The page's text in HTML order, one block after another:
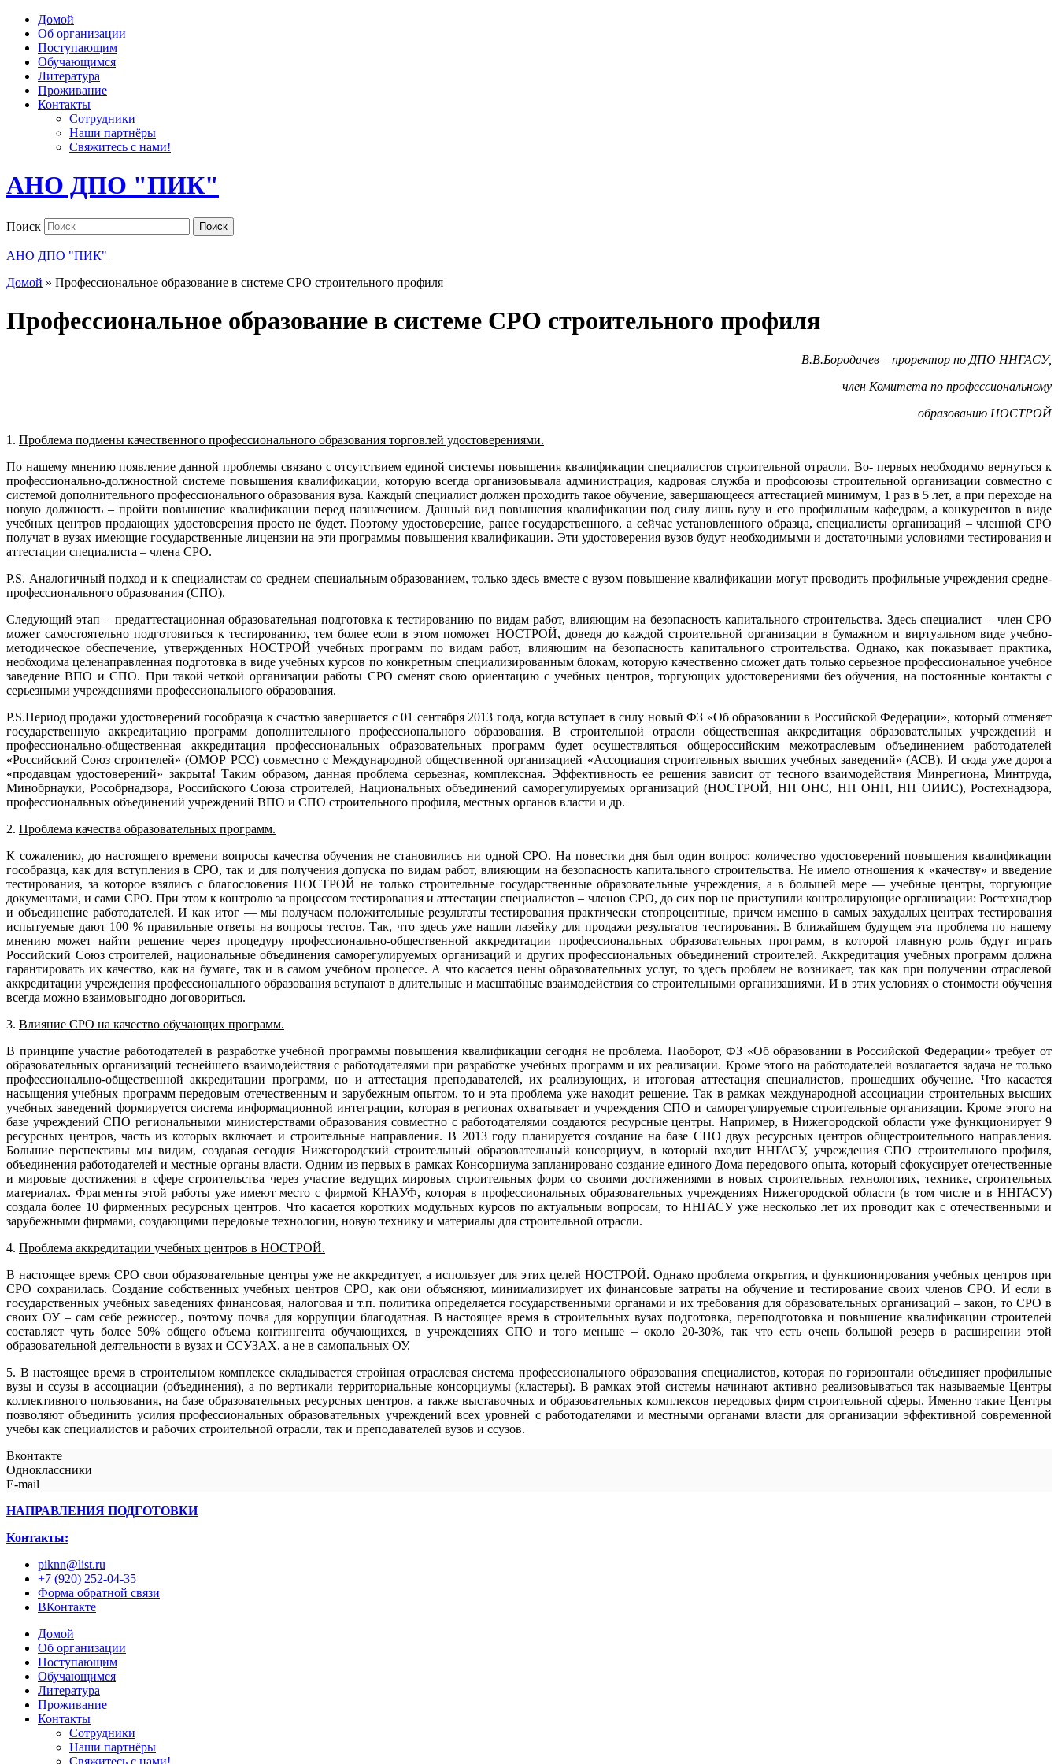
Домой
Об организации
Поступающим
Обучающимся
Литература
Проживание
Контакты
Сотрудники
Наши партнёры
Свяжитесь с нами!
АНО ДПО "ПИК"
Поиск Поиск
АНО ДПО "ПИК"
Домой » Профессиональное образование в системе СРО строительного профиля
Профессиональное образование в системе СРО строительного профиля
В.В.Бородачев – проректор по ДПО ННГАСУ,
член Комитета по профессиональному
образованию НОСТРОЙ
1. Проблема подмены качественного профессионального образования торговлей удостоверениями.
По нашему мнению появление данной проблемы связано с отсутствием единой системы повышения квалификации специалистов строительной отрасли. Во- первых необходимо вернуться к
профессионально-должностной системе повышения квалификации, которую всегда организовывала администрация, кадровая служба и профсоюзы строительной организации совместно с
системой дополнительного профессионального образования вуза. Каждый специалист должен проходить такое обучение, завершающееся аттестацией минимум, 1 раз в 5 лет, а при переходе на
новую должность – пройти повышение квалификации перед назначением. Данный вид повышения квалификации под силу лишь вузу и его профильным кафедрам, а конкурентов в виде
учебных центров продающих удостоверения просто не будет. Поэтому удостоверение, ранее государственного, а сейчас установленного образца, специалисты организаций – членной СРО
получат в вузах имеющие государственные лицензии на эти программы повышения квалификации. Эти удостоверения вузов будут необходимыми и достаточными условиями тестирования и
аттестации специалиста – члена СРО.
P.S. Аналогичный подход и к специалистам со среднем специальным образованием, только здесь вместе с вузом повышение квалификации могут проводить профильные учреждения средне-
профессионального образования (СПО).
Следующий этап – предаттестационная образовательная подготовка к тестированию по видам работ, влияющим на безопасность капитального строительства. Здесь специалист – член СРО
может самостоятельно подготовиться к тестированию, тем более если в этом поможет НОСТРОЙ, доведя до каждой строительной организации в бумажном и виртуальном виде учебно-
методическое обеспечение, утвержденных НОСТРОЙ учебных программ по видам работ, влияющим на безопасность капитального строительства. Однако, как показывает практика,
необходима целенаправленная подготовка в виде учебных курсов по конкретным специализированным блокам, которую качественно сможет дать только серьезное профессиональное учебное
заведение ВПО и СПО. При такой четкой организации работы СРО сменят свою ориентацию с учебных центров, торгующих удостоверениями без обучения, на постоянные контакты с
серьезными учреждениями профессионального образования.
P.S.Период продажи удостоверений гособразца к счастью завершается с 01 сентября 2013 года, когда вступает в силу новый ФЗ «Об образовании в Российской Федерации», который отменяет
государственную аккредитацию программ дополнительного профессионального образования. В строительной отрасли общественная аккредитация образовательных учреждений и
профессионально-общественная аккредитация профессиональных образовательных программ будет осуществляться общероссийским межотраслевым объединением работодателей
«Российский Союз строителей» (ОМОР РСС) совместно с Международной общественной организацией «Ассоциация строительных высших учебных заведений» (АСВ). И сюда уже дорога
«продавцам удостоверений» закрыта! Таким образом, данная проблема серьезная, комплексная. Эффективность ее решения зависит от тесного взаимодействия Минрегиона, Минтруда,
Минобрнауки, Рособрнадзора, Российского Союза строителей, Национальных объединений саморегулируемых организаций (НОСТРОЙ, НП ОНС, НП ОНП, НП ОИИС), Ростехнадзора,
профессиональных объединений учреждений ВПО и СПО строительного профиля, местных органов власти и др.
2. Проблема качества образовательных программ.
К сожалению, до настоящего времени вопросы качества обучения не становились ни одной СРО. На повестки дня был один вопрос: количество удостоверений повышения квалификации
гособразца, как для вступления в СРО, так и для получения допуска по видам работ, влияющим на безопасность капитального строительства. Не имело отношения к «качеству» и введение
тестирования, за которое взялись с благословения НОСТРОЙ не только строительные государственные образовательные учреждения, а в большей мере — учебные центры, торгующие
документами, и сами СРО. При этом к контролю за процессом тестирования и аттестации специалистов – членов СРО, до сих пор не приступили контролирующие организации: Ростехнадзор
и объединение работодателей. И как итог — мы получаем положительные результаты тестирования практически стопроцентные, причем именно в самых захудалых центрах тестирования
испытуемые дают 100 % правильные ответы на вопросы тестов. Так, что здесь уже нашли лазейку для продажи результатов тестирования. В ближайшем будущем эта проблема по нашему
мнению может найти решение через процедуру профессионально-общественной аккредитации профессиональных образовательных программ, в которой главную роль будут играть
Российский Союз строителей, национальные объединения саморегулируемых организаций и других профессиональных объединений строителей. Аккредитация учебных программ должна
гарантировать их качество, как на бумаге, так и в самом учебном процессе. А что касается цены образовательных услуг, то здесь проблем не возникает, так как при получении отраслевой
аккредитации учреждения профессионального образования вступают в длительные и масштабные взаимодействия со строительными организациями. И в этих условиях о стоимости обучения
всегда можно взаимовыгодно договориться.
3. Влияние СРО на качество обучающих программ.
В принципе участие работодателей в разработке учебной программы повышения квалификации сегодня не проблема. Наоборот, ФЗ «Об образовании в Российской Федерации» требует от
образовательных организаций теснейшего взаимодействия с работодателями при разработке учебных программ и их реализации. Кроме этого на работодателей возлагается задача не только
профессионально-общественной аккредитации программ, но и аттестация преподавателей, их реализующих, и итоговая аттестация специалистов, прошедших обучение. Что касается
насыщения учебных программ передовым отечественным и зарубежным опытом, то и эта проблема уже находит решение. Так в рамках международной ассоциации строительных высших
учебных заведений формируется система информационной интеграции, которая в регионах охватывает и учреждения СПО и саморегулируемые строительные организации. Кроме этого на
базе учреждений СПО региональными министерствами образования совместно с работодателями создаются ресурсные центры. Например, в Нижегородской области уже функционирует 9
ресурсных центров, часть из которых включает и строительные направления. В 2013 году планируется создание на базе СПО двух ресурсных центров общестроительного направления.
Большие перспективы мы видим, создавая сегодня Нижегородский строительный образовательный консорциум, в который входит ННГАСУ, учреждения СПО строительного профиля,
объединения работодателей и местные органы власти. Одним из первых в рамках Консорциума запланировано создание единого Дома передового опыта, который сфокусирует отечественные
и мировые достижения в сфере строительства через участие ведущих мировых строительных форм со своими достижениями в новых строительных технологиях, технике, строительных
материалах. Фрагменты этой работы уже имеют место с фирмой КНАУФ, которая в профессиональных образовательных учреждениях Нижегородской области (в том числе и в ННГАСУ)
создала более 10 фирменных ресурсных центров. Что касается коротких модульных курсов по актуальным вопросам, то ННГАСУ уже несколько лет их проводит как с отечественными и
зарубежными фирмами, создающими передовые технологии, новую технику и материалы для строительной отрасли.
4. Проблема аккредитации учебных центров в НОСТРОЙ.
В настоящее время СРО свои образовательные центры уже не аккредитует, а использует для этих целей НОСТРОЙ. Однако проблема открытия, и функционирования учебных центров при
СРО сохранилась. Создание собственных учебных центров СРО, как они объясняют, минимализирует их финансовые затраты на обучение и тестирование своих членов СРО. И если в
государственных учебных заведениях финансовая, налоговая и т.п. политика определяется государственными органами и их требования для образовательных организаций – закон, то СРО в
своих ОУ – сам себе режиссер., поэтому почва для коррупции благодатная. В настоящее время в строительных вузах подготовка, переподготовка и повышение квалификации строителей
составляет чуть более 50% общего объема контингента обучающихся, в учреждениях СПО и того меньше – около 20-30%, так что есть очень большой резерв в расширении этой
образовательной деятельности в вузах и ССУЗАХ, а не в самопальных ОУ.
5. В настоящее время в строительном комплексе складывается стройная отраслевая система профессионального образования специалистов, которая по горизонтали объединяет профильные
вузы и ссузы в ассоциации (объединения), а по вертикали территориальные консорциумы (кластеры). В рамках этой системы начинают активно реализовываться так называемые Центры
коллективного пользования, на базе образовательных ресурсных центров, а также выставочных и образовательных комплексов передовых фирм строительной сферы. Именно такие Центры
позволяют объединить усилия профессиональных образовательных учреждений всех уровней с работодателями и местными органами власти для организации эффективной современной
учебы как специалистов и рабочих строительной отрасли, так и преподавателей вузов и ссузов.
Вконтакте
Одноклассники
E-mail
НАПРАВЛЕНИЯ ПОДГОТОВКИ
Контакты:
piknn@list.ru
+7 (920) 252-04-35
Форма обратной связи
ВКонтакте
Домой
Об организации
Поступающим
Обучающимся
Литература
Проживание
Контакты
Сотрудники
Наши партнёры
Свяжитесь с нами!